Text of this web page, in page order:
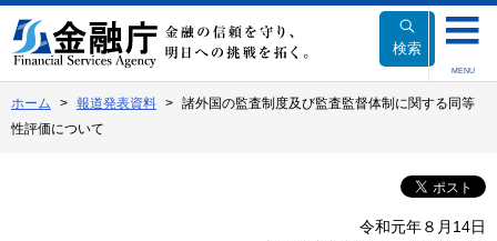
文
へ
動
検索
MENU
ホーム 報道発表資料
諸外国の監査制度及び監査監督体制に関する同等
性評価について
令和元年８月14日